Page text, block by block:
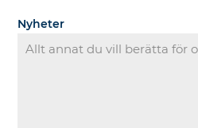
Nyheter